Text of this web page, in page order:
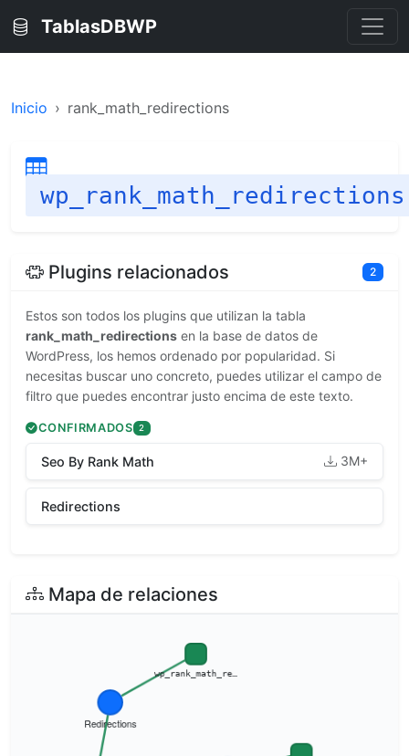
TablasDBWP
Inicio rank_math_redirections
wp_rank_math_redirections
Plugins relacionados 2
Estos son todos los plugins que utilizan la tabla
rank_math_redirections en la base de datos de
WordPress, los hemos ordenado por popularidad. Si
necesitas buscar uno concreto, puedes utilizar el campo de
filtro que puedes encontrar justo encima de este texto.
CONFIRMADOS 2
Seo By Rank Math 3M+
Redirections
Mapa de relaciones